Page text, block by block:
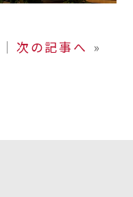
│ 次の記事へ »